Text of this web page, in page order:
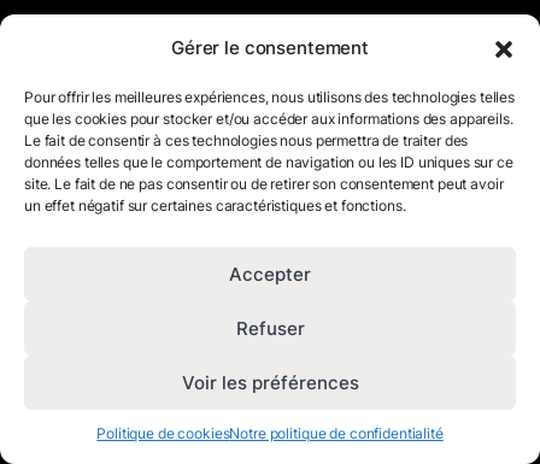
Gérer le consentement
Pour offrir les meilleures expériences, nous utilisons des technologies telles
que les cookies pour stocker et/ou accéder aux informations des appareils.
Le fait de consentir à ces technologies nous permettra de traiter des
données telles que le comportement de navigation ou les ID uniques sur ce
site. Le fait de ne pas consentir ou de retirer son consentement peut avoir
un effet négatif sur certaines caractéristiques et fonctions.
Accepter
Refuser
Voir les préférences
Politique de cookiesNotre politique de confidentialité